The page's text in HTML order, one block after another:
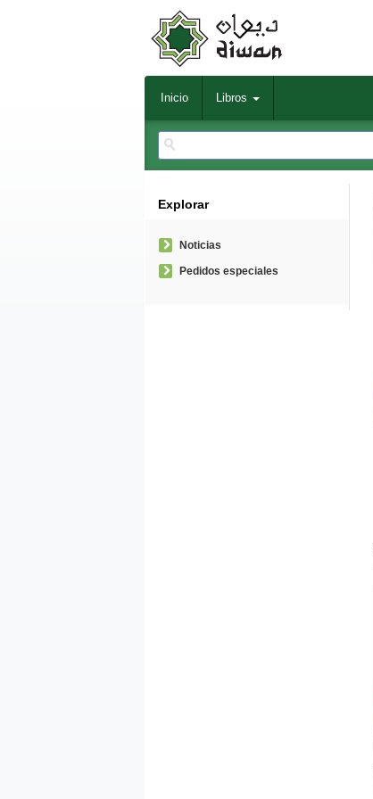
Inicio Libros
Explorar
Noticias
Pedidos especiales